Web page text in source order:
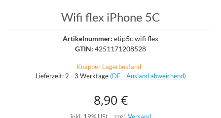
Wifi flex iPhone 5C
Artikelnummer: etip5c wifi flex
GTIN: 4251171208528
Knapper Lagerbestand
Lieferzeit: 2 - 3 Werktage (DE - Ausland abweichend)
8,90 €
inkl. 19% USt. , zzgl. Versand